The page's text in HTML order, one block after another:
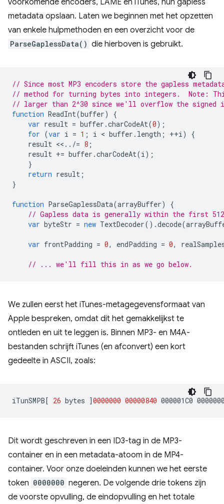
metadata opslaan. Laten we beginnen met het opzetten
van enkele hulpmethoden en een overzicht voor de
ParseGaplessData() die hierboven is gebruikt.
// Since most MP3 encoders store the gapless
// method for turning bytes into integers.  Note:
// larger than 2^30 since we'll overflow the signed
function ReadInt(buffer)
{
var result = buffer .charCodeAt(0);
for (var i = 1 ; i < buffer . length ; ++i )
{
result << .. /= 8 ;
result += buffer .charCodeAt(i );
}
return result ;
}
function ParseGaplessData(arrayBuffer)
{
// Gapless data is generally within the first
var byteStr = new TextDecoder().decode(
var frontPadding = 0, endPadding = 0,
// ... we'll fill this in as we go below.
We zullen eerst het iTunes-metagegevensformaat van
Apple bespreken, omdat dit het gemakkelijkst te
ontleden en uit te leggen is. Binnen MP3- en M4A-
bestanden schrijft iTunes (en afconvert) een kort
gedeelte in ASCII, zoals:
iTunSMPB[ 26 bytes ]0000000 00000840 000001C0
Dit wordt geschreven in een ID3-tag in de MP3-
container en in een metadata-atoom in de MP4-
container. Voor onze doeleinden kunnen we het eerste
token 0000000 negeren. De volgende drie tokens zijn
de voorste opvulling, de eindopvulling en het totale